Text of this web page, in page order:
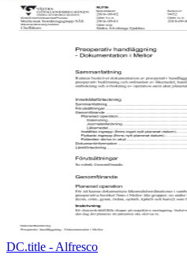
DC.title - Alfresco